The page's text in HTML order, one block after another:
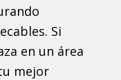
Si
en un área
mejor